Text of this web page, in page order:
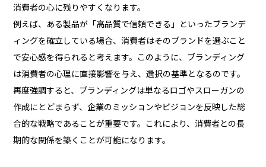
消費者の心に残りやすくなります。
例えば、ある製品が「高品質で信頼できる」といったブランデ
ィングを確立している場合、消費者はそのブランドを選ぶこと
で安心感を得られると考えます。このように、ブランディング
は消費者の心理に直接影響を与え、選択の基準となるのです。
再度強調すると、ブランディングは単なるロゴやスローガンの
作成にとどまらず、企業のミッションやビジョンを反映した総
合的な戦略であることが重要です。これにより、消費者との長
期的な関係を築くことが可能になります。